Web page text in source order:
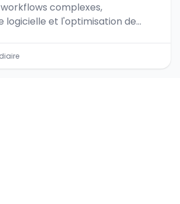
complexes,
logicielle et l'optimisation de